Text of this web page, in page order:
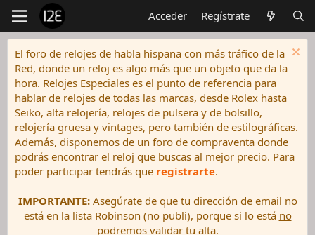
Acceder Regístrate
El foro de relojes de habla hispana con más tráfico de la
Red, donde un reloj es algo más que un objeto que da la
hora. Relojes Especiales es el punto de referencia para
hablar de relojes de todas las marcas, desde Rolex hasta
Seiko, alta relojería, relojes de pulsera y de bolsillo,
relojería gruesa y vintages, pero también de estilográficas.
Además, disponemos de un foro de compraventa donde
podrás encontrar el reloj que buscas al mejor precio. Para
poder participar tendrás que registrarte.
IMPORTANTE:Asegúrate de que tu dirección de email no
está en la lista Robinson (no publi), porque si lo está no
podremos validar tu alta.